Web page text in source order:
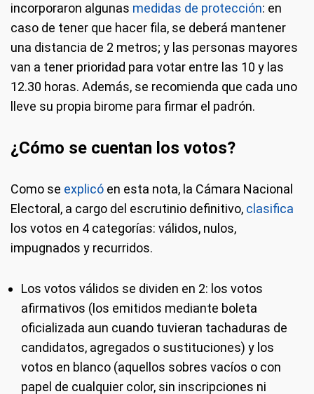
incorporaron algunas medidas de protección: en
caso de tener que hacer fila, se deberá mantener
una distancia de 2 metros; y las personas mayores
van a tener prioridad para votar entre las 10 y las
12.30 horas. Además, se recomienda que cada uno
lleve su propia birome para firmar el padrón.
¿Cómo se cuentan los votos?
Como se explicó en esta nota, la Cámara Nacional
Electoral, a cargo del escrutinio definitivo, clasifica
los votos en 4 categorías: válidos, nulos,
impugnados y recurridos.
Los votos válidos se dividen en 2: los votos
afirmativos (los emitidos mediante boleta
oficializada aun cuando tuvieran tachaduras de
candidatos, agregados o sustituciones) y los
votos en blanco (aquellos sobres vacíos o con
papel de cualquier color, sin inscripciones ni